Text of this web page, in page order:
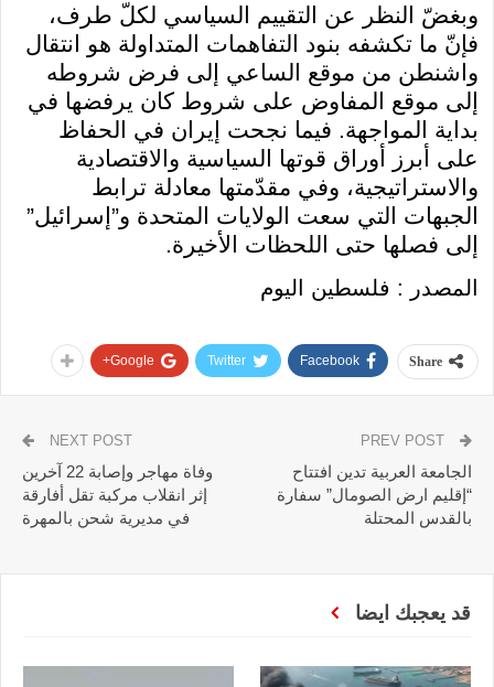
وبغضّ النظر عن التقييم السياسي لكلّ طرف،
فإنّ ما تكشفه بنود التفاهمات المتداولة هو انتقال
واشنطن من موقع الساعي إلى فرض شروطه
إلى موقع المفاوض على شروط كان يرفضها في
بداية المواجهة. فيما نجحت إيران في الحفاظ
على أبرز أوراق قوتها السياسية والاقتصادية
والاستراتيجية، وفي مقدّمتها معادلة ترابط
الجبهات التي سعت الولايات المتحدة و”إسرائيل”
إلى فصلها حتى اللحظات الأخيرة.
المصدر : فلسطين اليوم
Share
Facebook
Twitter
Google+
الجامعة العربية تدين افتتاح
“إقليم ارض الصومال” سفارة
بالقدس المحتلة
NEXT POST
وفاة مهاجر وإصابة 22 آخرين
إثر انقلاب مركبة تقل أفارقة
في مديرية شحن بالمهرة
قد يعجبك ايضا